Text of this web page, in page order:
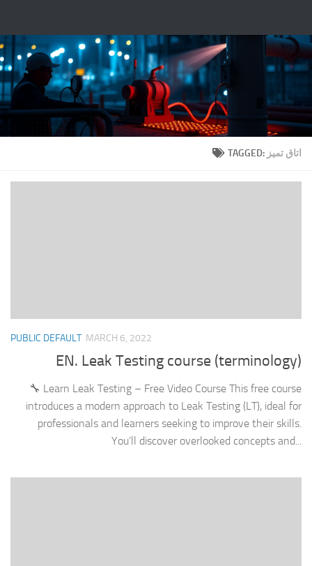
TAGGED: اتاق تمیز
PUBLIC DEFAULT MARCH 6, 2022
EN. Leak Testing course (terminology)
🔧 Learn Leak Testing – Free Video Course This free course
introduces a modern approach to Leak Testing (LT), ideal for
professionals and learners seeking to improve their skills.
You’ll discover overlooked concepts and...